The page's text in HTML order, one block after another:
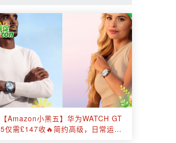
【Amazon小黑五】华为WATCH GT
5仅需£147收🔥简约高级，日常运动